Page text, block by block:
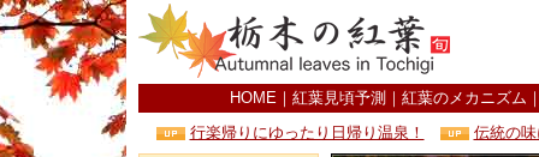
HOME ｜ 紅葉見頃予測 ｜ 紅葉のメカニズム
行楽帰りにゆったり日帰り温泉！
伝統の